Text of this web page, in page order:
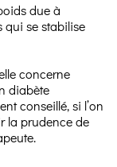
due à
qui se stabilise
concerne
diabète
conseillé, si l’on
la prudence de